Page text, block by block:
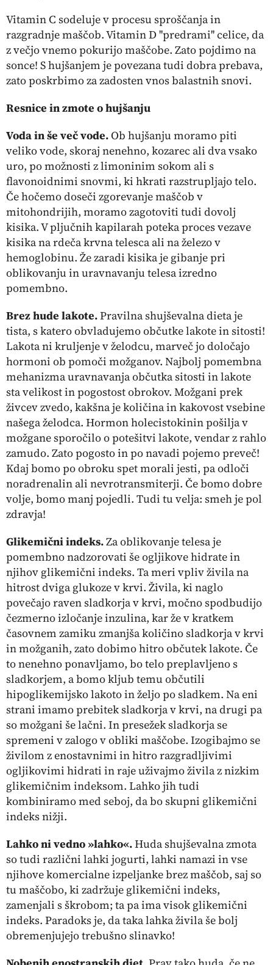
Vitamin C sodeluje v procesu sproščanja in
razgradnje maščob. Vitamin D ''predrami'' celice, da
z večjo vnemo pokurijo maščobe. Zato pojdimo na
sonce! S hujšanjem je povezana tudi dobra prebava,
zato poskrbimo za zadosten vnos balastnih snovi.
Resnice in zmote o hujšanju
Voda in še več vode.Ob hujšanju moramo piti
veliko vode, skoraj nenehno, kozarec ali dva vsako
uro, po možnosti z limoninim sokom ali s
flavonoidnimi snovmi, ki hkrati razstrupljajo telo.
Če hočemo doseči zgorevanje maščob v
mitohondrijih, moramo zagotoviti tudi dovolj
kisika. V pljučnih kapilarah poteka proces vezave
kisika na rdeča krvna telesca ali na železo v
hemoglobinu. Že zaradi kisika je gibanje pri
oblikovanju in uravnavanju telesa izredno
pomembno.
Brez hude lakote.Pravilna shujševalna dieta je
tista, s katero obvladujemo občutke lakote in sitosti!
Lakota ni kruljenje v želodcu, marveč jo določajo
hormoni ob pomoči možganov. Najbolj pomembna
mehanizma uravnavanja občutka sitosti in lakote
sta velikost in pogostost obrokov. Možgani prek
živcev zvedo, kakšna je količina in kakovost vsebine
našega želodca. Hormon holecistokinin pošilja v
možgane sporočilo o potešitvi lakote, vendar z rahlo
zamudo. Zato pogosto in po navadi pojemo preveč!
Kdaj bomo po obroku spet morali jesti, pa odloči
noradrenalin ali nevrotransmiterji. Če bomo dobre
volje, bomo manj pojedli. Tudi tu velja: smeh je pol
zdravja!
Glikemični indeks.Za oblikovanje telesa je
pomembno nadzorovati še ogljikove hidrate in
njihov glikemični indeks. Ta meri vpliv živila na
hitrost dviga glukoze v krvi. Živila, ki naglo
povečajo raven sladkorja v krvi, močno spodbudijo
čezmerno izločanje inzulina, kar že v kratkem
časovnem zamiku zmanjša količino sladkorja v krvi
in možganih, zato dobimo hitro občutek lakote. Če
to nenehno ponavljamo, bo telo preplavljeno s
sladkorjem, a bomo kljub temu občutili
hipoglikemijsko lakoto in željo po sladkem. Na eni
strani imamo prebitek sladkorja v krvi, na drugi pa
so možgani še lačni. In presežek sladkorja se
spremeni v zalogo v obliki maščobe. Izogibajmo se
živilom z enostavnimi in hitro razgradljivimi
ogljikovimi hidrati in raje uživajmo živila z nizkim
glikemičnim indeksom. Lahko jih tudi
kombiniramo med seboj, da bo skupni glikemični
indeks nižji.
Lahko ni vedno »lahko«.Huda shujševalna zmota
so tudi različni lahki jogurti, lahki namazi in vse
njihove komercialne izpeljanke brez maščob, saj so
tu maščobo, ki zadržuje glikemični indeks,
zamenjali s škrobom; ta pa ima visok glikemični
indeks. Paradoks je, da taka lahka živila še bolj
obremenjujejo trebušno slinavko!